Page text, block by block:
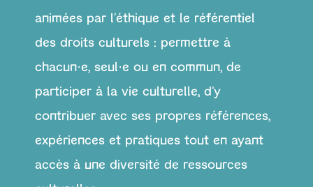
animées par l’éthique et le référentiel
des droits culturels : permettre à
chacun·e, seul·e ou en commun, de
participer à la vie culturelle, d’y
contribuer avec ses propres références,
expériences et pratiques tout en ayant
accès à une diversité de ressources